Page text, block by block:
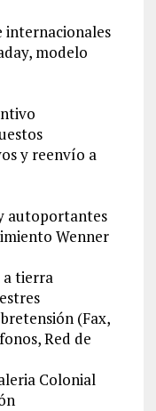
internacionales
modelo
y reenvío a
autoportantes
Wenner
a tierra
(Fax,
Red de
Colonial